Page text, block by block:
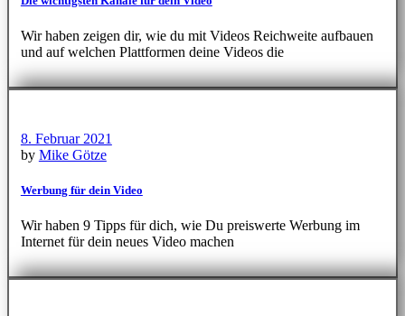
Wir haben zeigen dir, wie du mit Videos Reichweite aufbauen
und auf welchen Plattformen deine Videos die
8. Februar 2021
by Mike Götze
Werbung für dein Video
Wir haben 9 Tipps für dich, wie Du preiswerte Werbung im
Internet für dein neues Video machen